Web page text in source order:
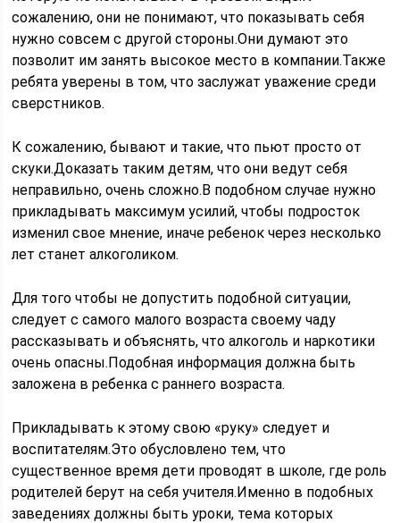
сожалению, они не понимают, что показывать себя
нужно совсем с другой стороны.Они думают это
позволит им занять высокое место в компании.Также
ребята уверены в том, что заслужат уважение среди
сверстников.
К сожалению, бывают и такие, что пьют просто от
скуки.Доказать таким детям, что они ведут себя
неправильно, очень сложно.В подобном случае нужно
прикладывать максимум усилий, чтобы подросток
изменил свое мнение, иначе ребенок через несколько
лет станет алкоголиком.
Для того чтобы не допустить подобной ситуации,
следует с самого малого возраста своему чаду
рассказывать и объяснять, что алкоголь и наркотики
очень опасны.Подобная информация должна быть
заложена в ребенка с раннего возраста.
Прикладывать к этому свою «руку» следует и
воспитателям.Это обусловлено тем, что
существенное время дети проводят в школе, где роль
родителей берут на себя учителя.Именно в подобных
заведениях должны быть уроки, тема которых